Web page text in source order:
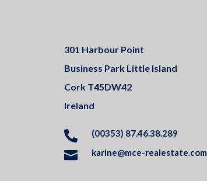
301 Harbour Point
Business Park Little Island
Cork T45DW42
Ireland
 (00353) 87.46.38.289
 karine@mce-realestate.com